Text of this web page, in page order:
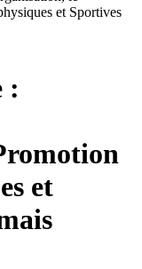
et Sportives
:
et